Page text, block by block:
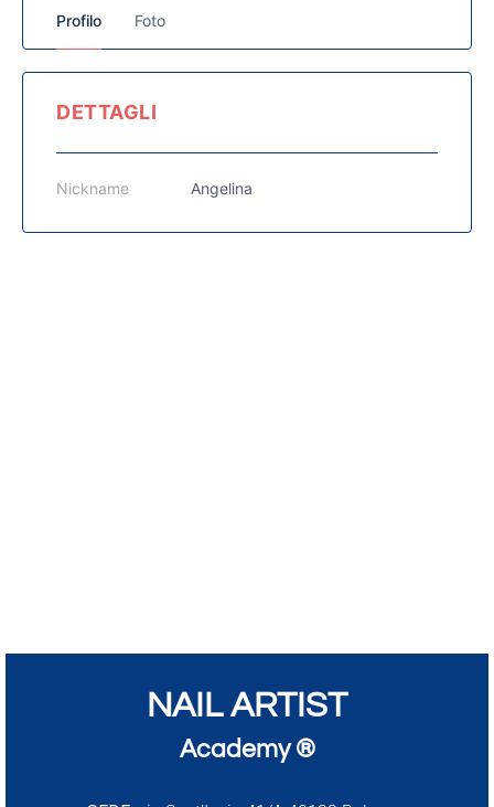
Profilo Foto
DETTAGLI
Nickname Angelina
NAIL ARTIST
Academy ®